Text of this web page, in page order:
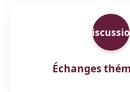
Discussion
Échanges